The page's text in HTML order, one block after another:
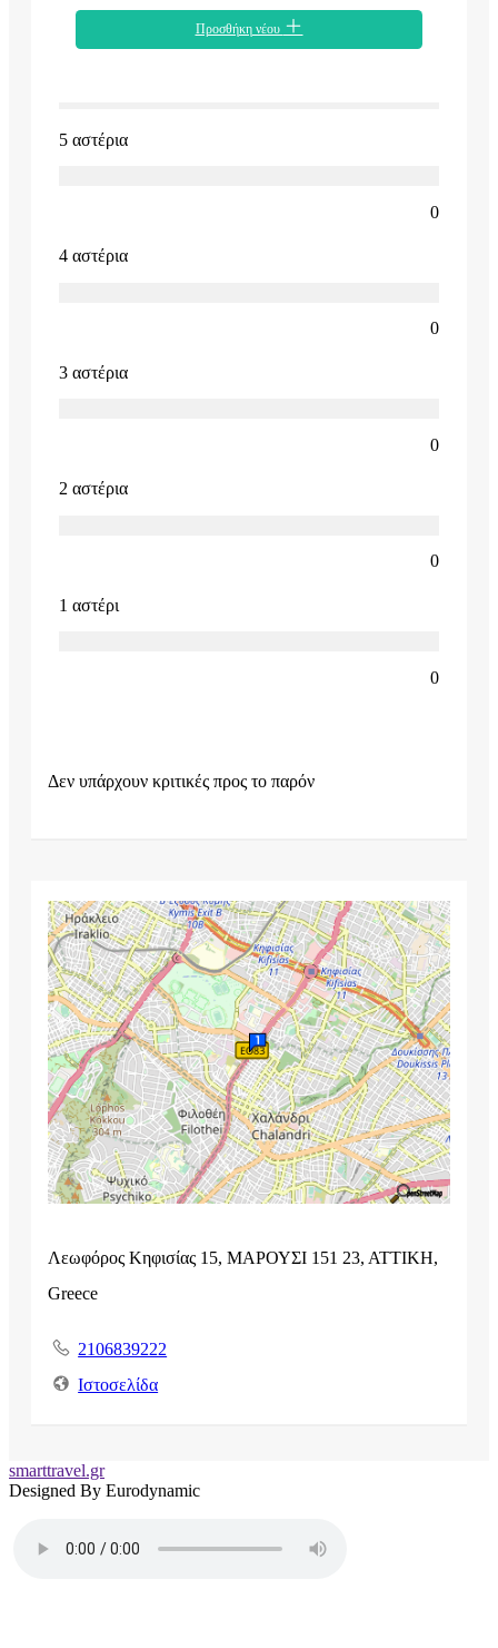
Προσθήκη νέου
5 αστέρια
0
4 αστέρια
0
3 αστέρια
0
2 αστέρια
0
1 αστέρι
0
Δεν υπάρχουν κριτικές προς το παρόν
Λεωφόρος Κηφισίας 15, ΜΑΡΟΥΣΙ 151 23, ΑΤΤΙΚΗ,
Greece
2106839222
Ιστοσελίδα
smarttravel.gr
Designed By Eurodynamic